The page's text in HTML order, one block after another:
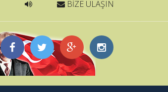
BİZE ULAŞIN